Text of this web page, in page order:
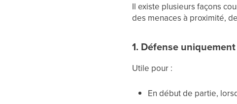
Il existe plusieurs façons
des menaces à proximité,
1. Défense
Utile pour :
En début de partie,